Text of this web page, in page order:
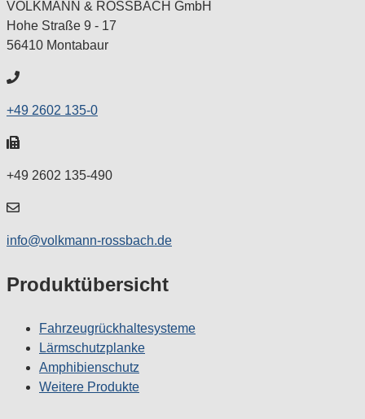
VOLKMANN & ROSSBACH GmbH
Hohe Straße 9 - 17
56410 Montabaur
Telefon:
2602
+49 2602 135-0
Fax:
2602
135-
+49 2602 135-490
Mail:
rossbach.de
info@volkmann-rossbach.de
Produktübersicht
Fahrzeugrückhaltesysteme
Lärmschutzplanke
Amphibienschutz
Weitere Produkte